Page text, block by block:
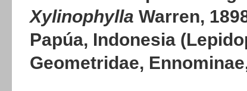
Xylinophylla Warren,
Papúa, Indonesia
Geometridae,